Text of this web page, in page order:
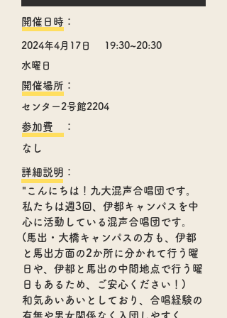
​開催日時：
2024年4月17日
水曜日
19:30~20:30
​開催場所：
センター2号館2204
参加費 ：
なし
​詳細説明：
"こんにちは！九大混声合唱団です。
私たちは週3回、伊都キャンパスを中
心に活動している混声合唱団です。
(馬出・大橋キャンパスの方も、伊都
と馬出方面の2か所に分かれて行う曜
日や、伊都と馬出の中間地点で行う曜
日もあるため、ご安心ください！)
和気あいあいとしており、合唱経験の
有無や男女関係なく入団しやすく、